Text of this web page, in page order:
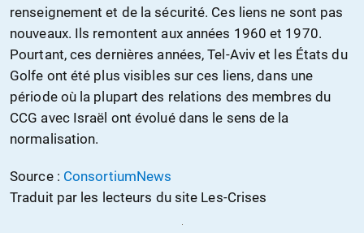
renseignement et de la sécurité. Ces liens ne sont pas
nouveaux. Ils remontent aux années 1960 et 1970.
Pourtant, ces dernières années, Tel-Aviv et les États du
Golfe ont été plus visibles sur ces liens, dans une
période où la plupart des relations des membres du
CCG avec Israël ont évolué dans le sens de la
normalisation.
Source : ConsortiumNews
Traduit par les lecteurs du site Les-Crises